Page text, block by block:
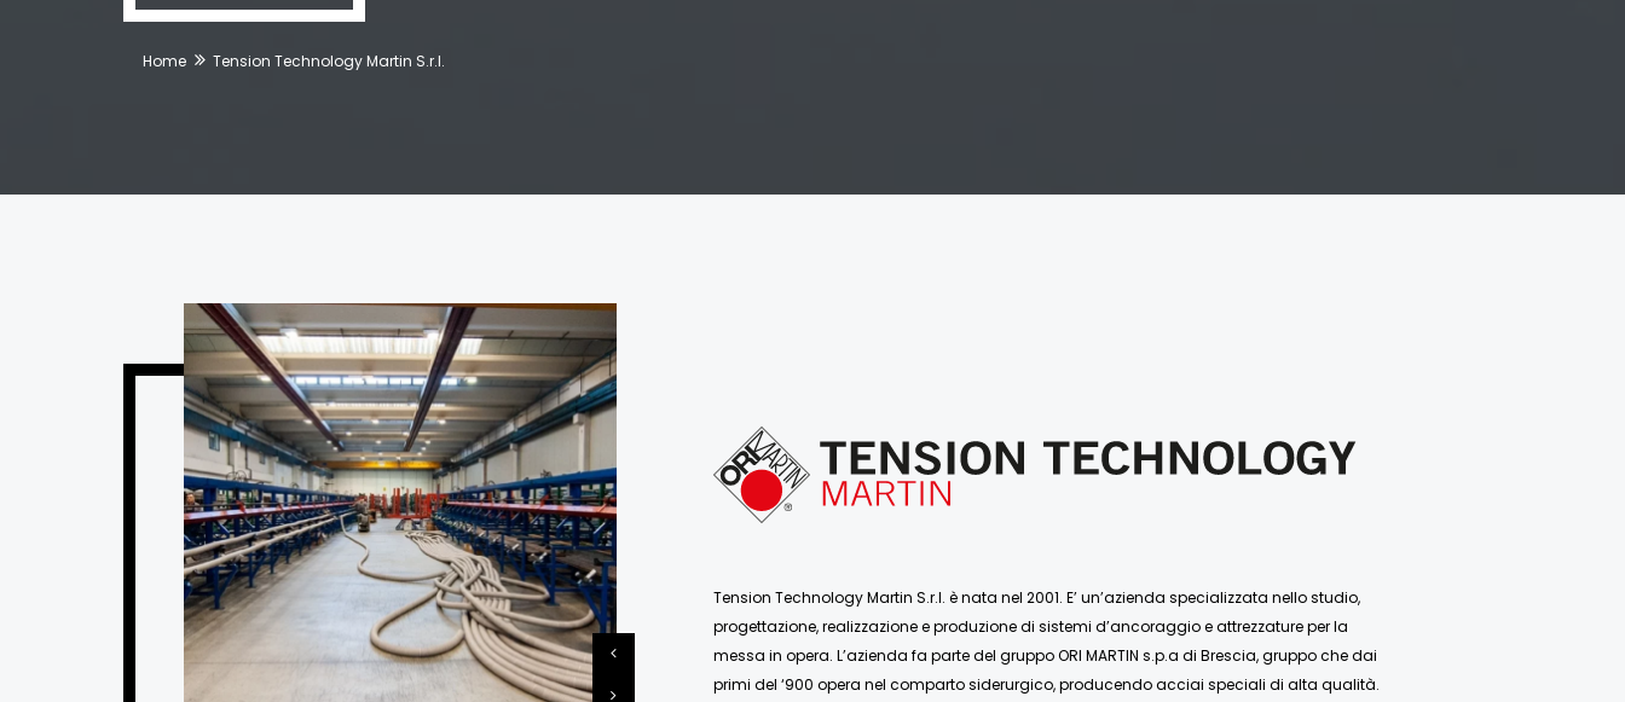
Home Tension Technology Martin S.r.l.
Tension Technology Martin S.r.l. è nata nel 2001. E’ un’azienda specializzata nello studio,
progettazione, realizzazione e produzione di sistemi d’ancoraggio e attrezzature per la
messa in opera. L’azienda fa parte del gruppo ORI MARTIN s.p.a di Brescia, gruppo che dai
primi del ‘900 opera nel comparto siderurgico, producendo acciai speciali di alta qualità.